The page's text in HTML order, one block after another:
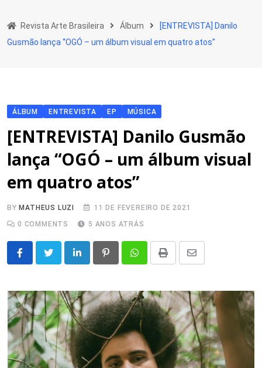
to
content
Revista Arte Brasileira Álbum
[ENTREVISTA] Danilo
Gusmão lança “OGÓ – um álbum visual em quatro atos”
ÁLBUM ENTREVISTA EP MÚSICA
[ENTREVISTA] Danilo Gusmão
lança “OGÓ – um álbum visual
em quatro atos”
BY MATHEUS LUZI
11 DE FEVEREIRO DE 2021
0 COMMENTS 5 ANOS ATRÁS
LinkedIn PinterestWhatsappPrint
Share
Email